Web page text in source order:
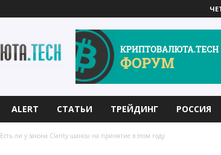
ALERT СТАТЬИ ТРЕЙДИНГ РОССИЯ
Есть ли у закона Clarity шансы на принятие в этом году